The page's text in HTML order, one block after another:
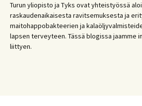
Turun yliopisto ja Tyks ovat yhteistyössä
raskaudenaikaisesta ravitsemuksesta ja
maitohappobakteerien ja
lapsen terveyteen. Tässä blogissa jaamme
liittyen.